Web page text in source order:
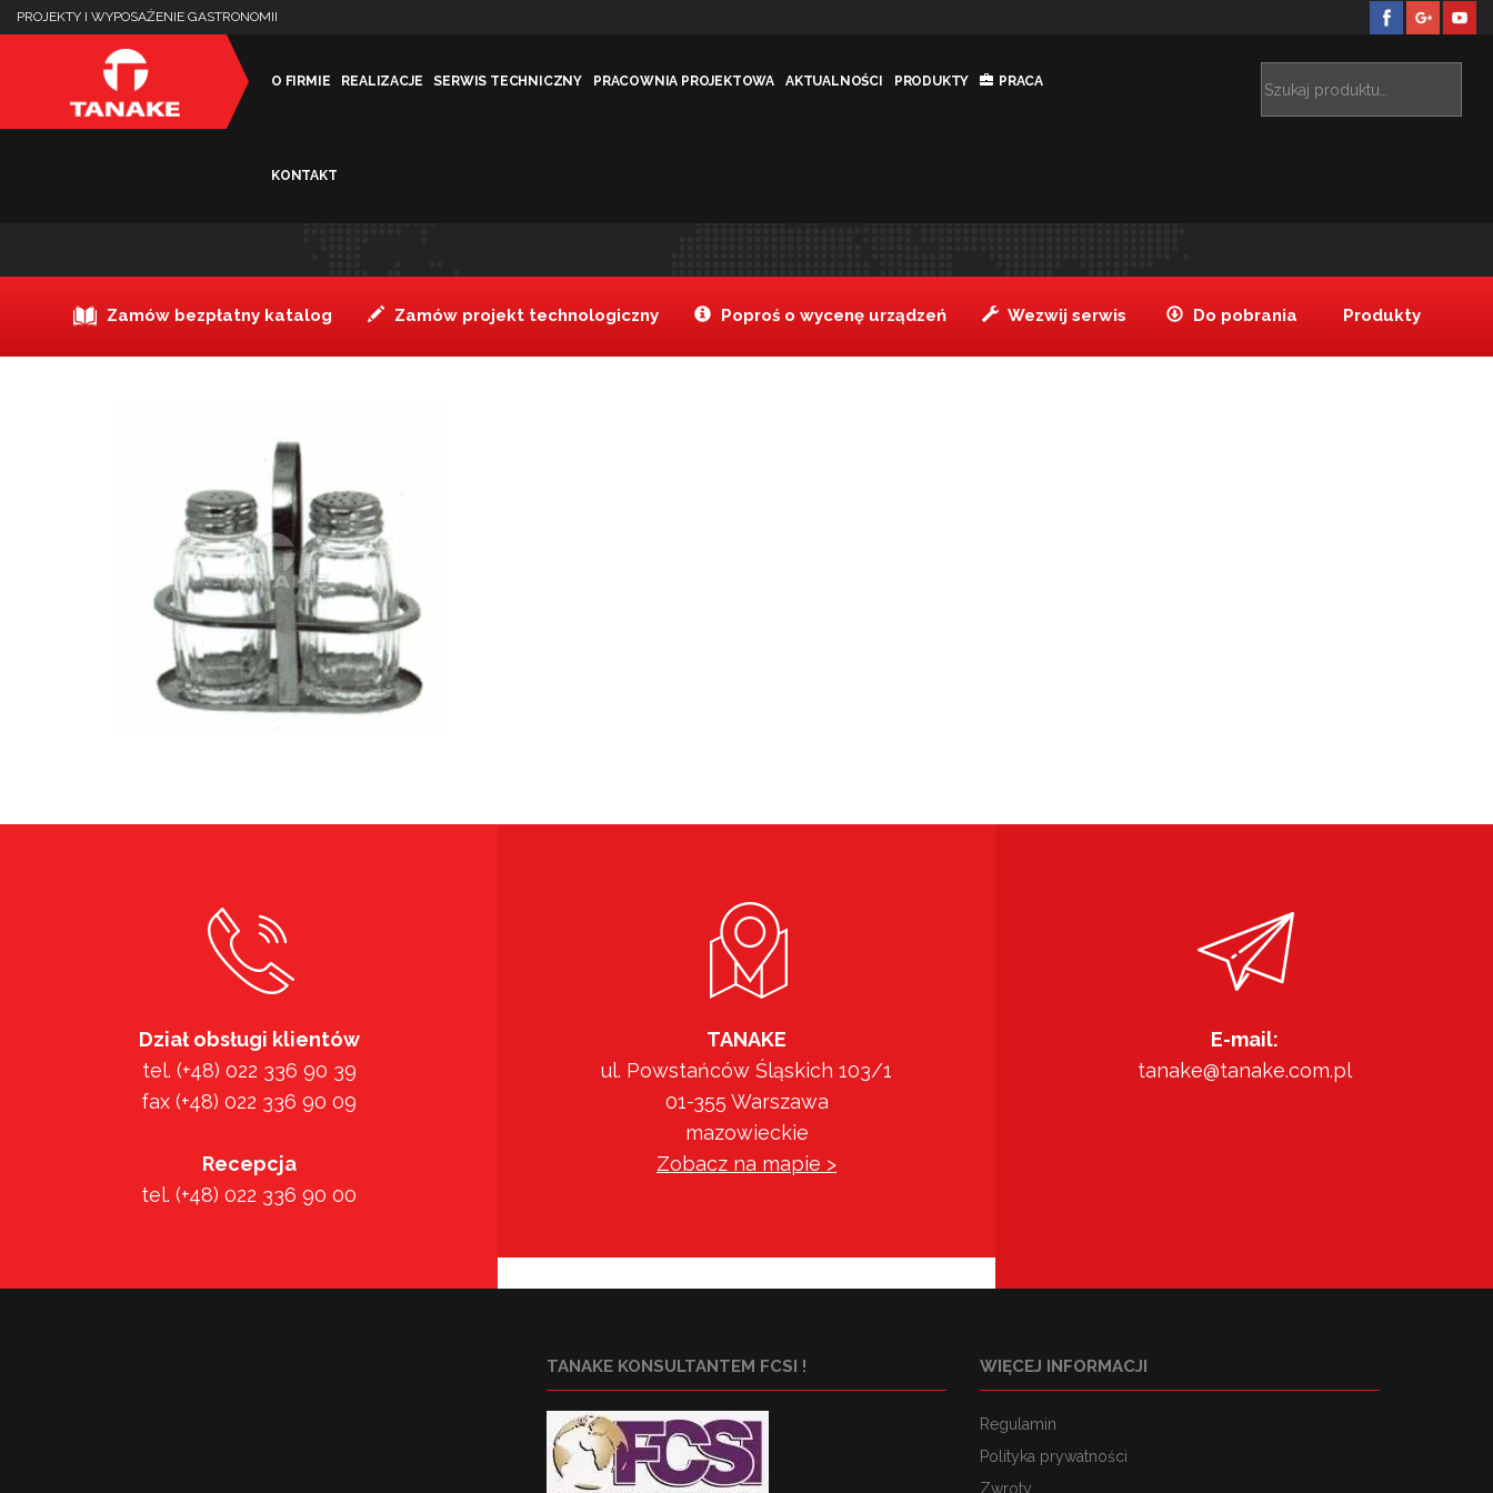
PROJEKTY I WYPOSAŻENIE GASTRONOMII
O FIRMIE REALIZACJE SERWIS TECHNICZNY PRACOWNIA PROJEKTOWA AKTUALNOŚCI PRODUKTY PRACA
KONTAKT
Zamów bezpłatny katalog Zamów projekt technologiczny Poproś o wycenę urządzeń Wezwij serwis Do pobrania Produkty
Dział obsługi klientów
tel. (+48) 022 336 90 39
fax (+48) 022 336 90 09
Recepcja
tel. (+48) 022 336 90 00
TANAKE
ul. Powstańców Śląskich 103/1
01-355 Warszawa
mazowieckie
Zobacz na mapie >
E-mail:
tanake@tanake.com.pl
TANAKE KONSULTANTEM FCSI ! WIĘCEJ INFORMACJI
Regulamin
Polityka prywatności
Zwroty